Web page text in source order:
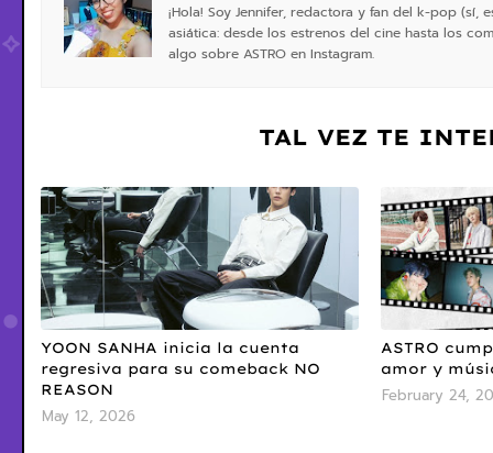
¡Hola! Soy Jennifer, redactora y fan del k-pop (sí,
asiática: desde los estrenos del cine hasta los
algo sobre ASTRO en Instagram.
TAL VEZ TE
YOON SANHA inicia la cuenta
regresiva para su comeback NO
REASON
May 12, 2026
ASTRO
amor y
February 24,